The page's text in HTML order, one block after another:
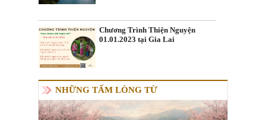
Chương Trình Thiện Nguyện
01.01.2023 tại Gia Lai
NHỮNG TẤM LÒNG TỪ